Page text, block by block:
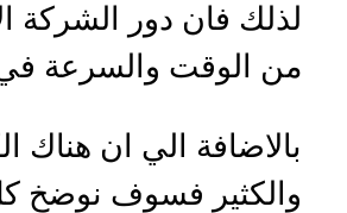
لذلك فان دور الشركة
من الوقت والسرعة في
بالاضافة الي ان هناك
والكثير فسوف نوضخ